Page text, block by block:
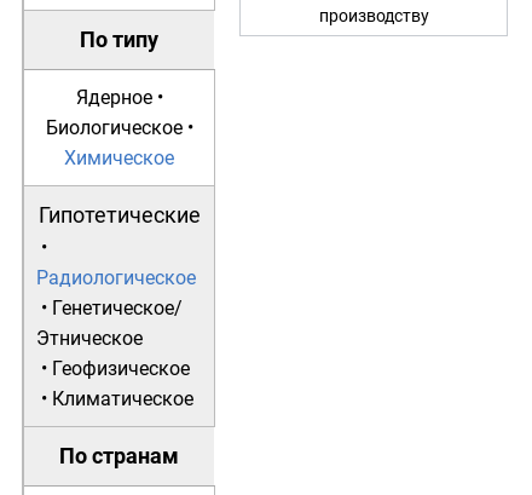
производству
По типу
Ядерное•
Биологическое•
Химическое
Гипотетические
•
Радиологическое
• Генетическое/
Этническое
• Геофизическое
• Климатическое
По странам